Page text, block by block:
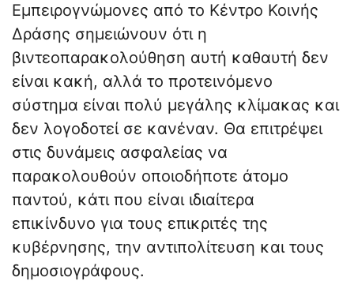
Εμπειρογνώμονες από το Κέντρο Κοινής
Δράσης σημειώνουν ότι η
βιντεοπαρακολούθηση αυτή καθαυτή δεν
είναι κακή, αλλά το προτεινόμενο
σύστημα είναι πολύ μεγάλης κλίμακας και
δεν λογοδοτεί σε κανέναν. Θα επιτρέψει
στις δυνάμεις ασφαλείας να
παρακολουθούν οποιοδήποτε άτομο
παντού, κάτι που είναι ιδιαίτερα
επικίνδυνο για τους επικριτές της
κυβέρνησης, την αντιπολίτευση και τους
δημοσιογράφους.